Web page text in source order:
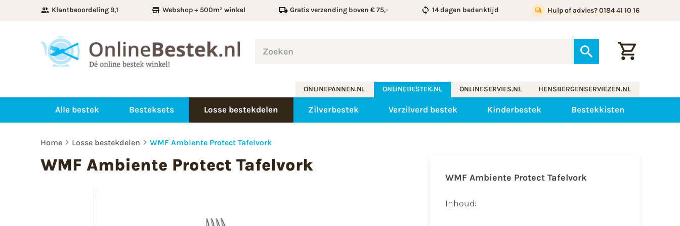
Klantbeoordeling 9,1 Webshop + 500m² winkel Gratis verzending boven € 75,- 14 dagen bedenktijd Hulp of advies? 0184 41 10 16
ONLINEPANNEN.NL ONLINEBESTEK.NL ONLINESERVIES.NL HENSBERGENSERVIEZEN.NL
Alle bestek Besteksets Losse bestekdelen Zilverbestek Verzilverd bestek Kinderbestek Bestekkisten
Home Losse bestekdelen WMF Ambiente Protect Tafelvork
WMF Ambiente Protect Tafelvork
WMF Ambiente Protect Tafelvork
Inhoud: